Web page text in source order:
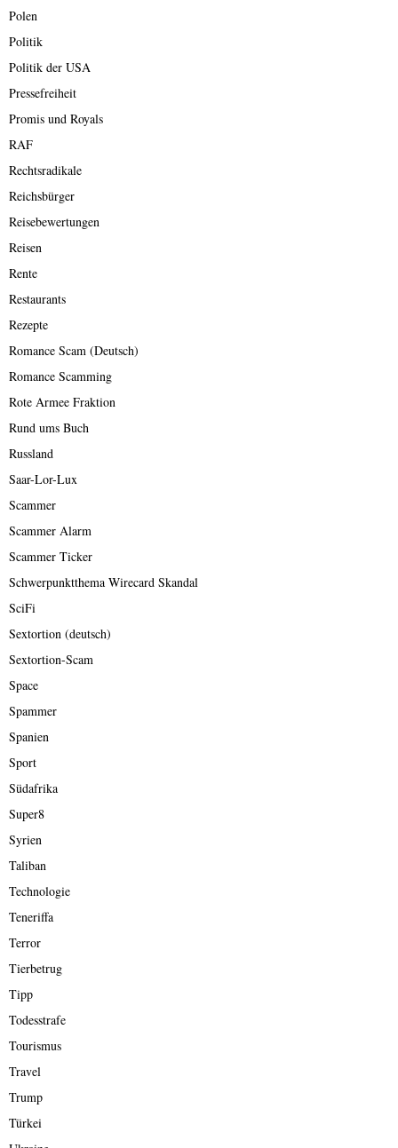
Polen
Politik
Politik der USA
Pressefreiheit
Promis und Royals
RAF
Rechtsradikale
Reichsbürger
Reisebewertungen
Reisen
Rente
Restaurants
Rezepte
Romance Scam (Deutsch)
Romance Scamming
Rote Armee Fraktion
Rund ums Buch
Russland
Saar-Lor-Lux
Scammer
Scammer Alarm
Scammer Ticker
Schwerpunktthema Wirecard Skandal
SciFi
Sextortion (deutsch)
Sextortion-Scam
Space
Spammer
Spanien
Sport
Südafrika
Super8
Syrien
Taliban
Technologie
Teneriffa
Terror
Tierbetrug
Tipp
Todesstrafe
Tourismus
Travel
Trump
Türkei